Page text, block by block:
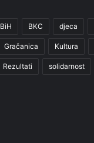
BiH BKC djeca
Gračanica Kultura
Rezultati solidarnost